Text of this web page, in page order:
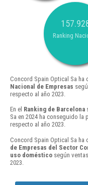
Ranking
Concord Spain Optical Sa ha
Nacional de Empresas
respecto al año 2023.
En el Ranking de Barcelona
Sa en 2024 ha conseguido la
respecto al año 2023.
Concord Spain Optical Sa ha
de Empresas del Sector
uso doméstico según
2023.